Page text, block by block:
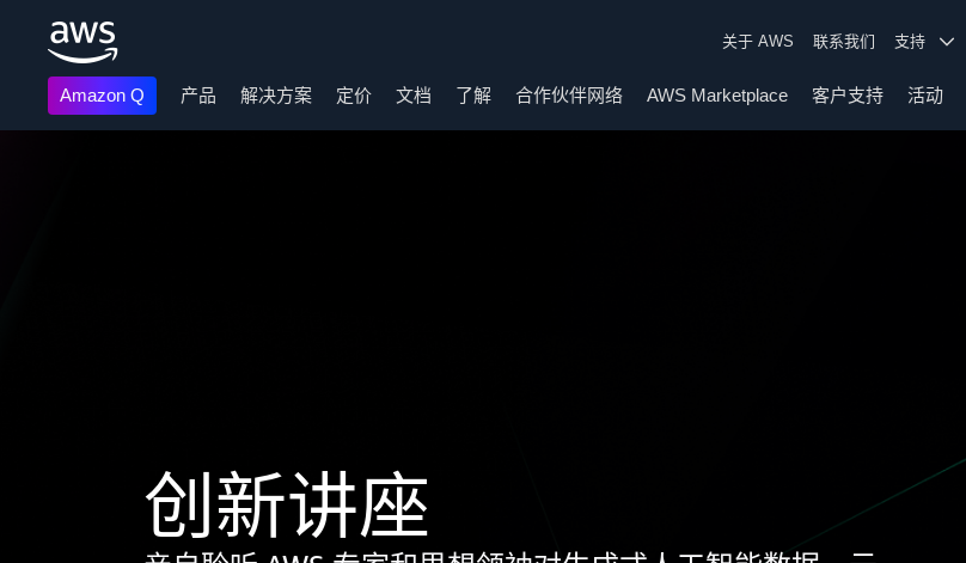
关于 AWS 联系我们 支持
Amazon Q 产品 解决方案 定价 文档 了解 合作伙伴网络 AWS Marketplace 客户支持 活动
创新讲座